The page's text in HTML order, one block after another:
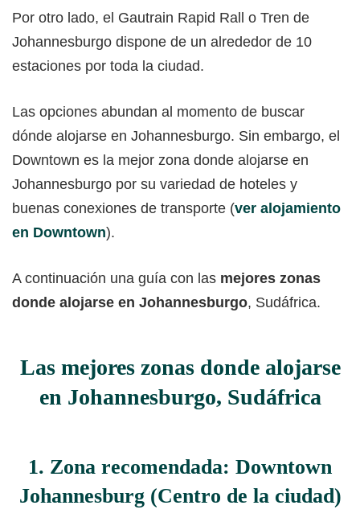
Por otro lado, el Gautrain Rapid Rall o Tren de
Johannesburgo dispone de un alrededor de 10
estaciones por toda la ciudad.
Las opciones abundan al momento de buscar
dónde alojarse en Johannesburgo. Sin embargo, el
Downtown es la mejor zona donde alojarse en
Johannesburgo por su variedad de hoteles y
buenas conexiones de transporte (ver alojamiento
en Downtown).
A continuación una guía con las mejores zonas
donde alojarse en Johannesburgo, Sudáfrica.
Las mejores zonas donde alojarse
en Johannesburgo, Sudáfrica
1. Zona recomendada: Downtown
Johannesburg (Centro de la ciudad)